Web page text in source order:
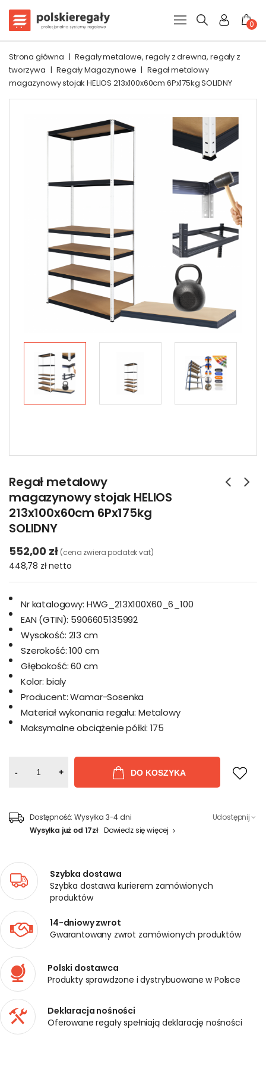
0
Strona główna | Regały metalowe, regały z drewna, regały z
tworzywa | Regały Magazynowe | Regał metalowy
magazynowy stojak HELIOS 213x100x60cm 6Px175kg SOLIDNY
Regał metalowy
magazynowy stojak HELIOS
213x100x60cm 6Px175kg
SOLIDNY
552,00 zł (cena zwiera podatek vat)
448,78 złnetto
Nr katalogowy: HWG_213X100X60_6_100
EAN (GTIN): 5906605135992
Wysokość: 213 cm
Szerokość: 100 cm
Głębokość: 60 cm
Kolor: bialy
Producent: Wamar-Sosenka
Materiał wykonania regału: Metalowy
Maksymalne obciążenie półki: 175
- + DO KOSZYKA
Dostępność: Wysyłka 3-4 dni
Wysyłka już od 17zł Dowiedz się więcej
Udostępnij
Szybka dostawa
Szybka dostawa kurierem zamówionych
produktów
14-dniowy zwrot
Gwarantowany zwrot zamówionych produktów
Polski dostawca
Produkty sprawdzone i dystrybuowane w Polsce
Deklaracja nośności
Oferowane regały spełniają deklarację nośności